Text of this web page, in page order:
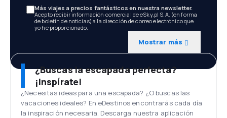
Más viajes a precios fantásticos en nuestra newsletter.
Acepto recibir información comercial de eSky.pl S.A. (en forma
de boletín de noticias) a la dirección de correo electrónico que
yo he proporcionado.
Mostrar más
¿Buscas la escapada perfecta?
¡Inspírate!
¿Necesitas ideas para una escapada? ¿O buscas las
vacaciones ideales? En eDestinos encontrarás cada día
la inspiración necesaria. Descarga nuestra aplicación